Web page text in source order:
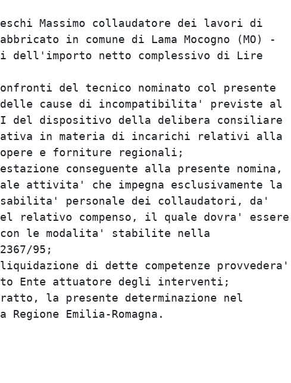
Massimo collaudatore dei
fabbricato in comune di Lama
dell'importo netto
confronti del tecnico nominato col
delle cause di incompatibilita'
II del dispositivo della delibera
in materia di incarichi
lavori, opere e forniture
conseguente alla
quale attivita' che impegna
personale dei
del relativo compenso, il quale
e con le modalita'
consiliare
liquidazione di dette competenze
in quanto Ente attuatore degli
estratto, la presente
della Regione Emilia-